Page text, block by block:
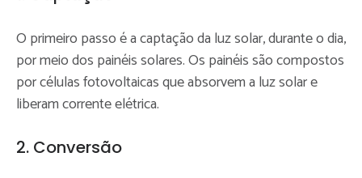
O primeiro passo é a captação da luz solar, durante o dia,
por meio dos painéis solares. Os painéis são compostos
por células fotovoltaicas que absorvem a luz solar e
liberam corrente elétrica.
2. Conversão